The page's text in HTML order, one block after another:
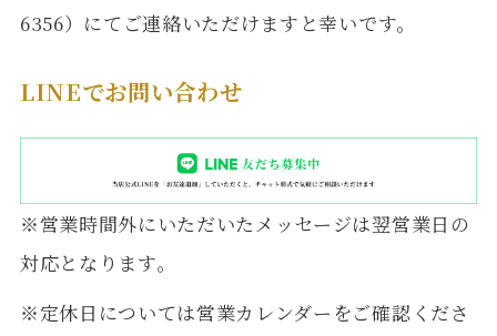
6356）にてご連絡いただけますと幸いです。
LINEでお問い合わせ
※営業時間外にいただいたメッセージは翌営業日の
対応となります。
※定休日については営業カレンダーをご確認くださ